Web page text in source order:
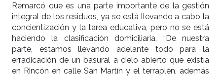
Remarcó que es una parte importante de la gestión
integral de los residuos, ya se está llevando a cabo la
concientización y la tarea educativa, pero no se está
haciendo la clasificación domiciliaria. “De nuestra
parte, estamos llevando adelante todo para la
erradicación de un basural a cielo abierto que existía
en Rincón en calle San Martín y el terraplén, además